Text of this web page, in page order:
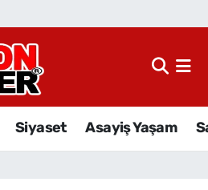
Siyaset Asayiş Yaşam